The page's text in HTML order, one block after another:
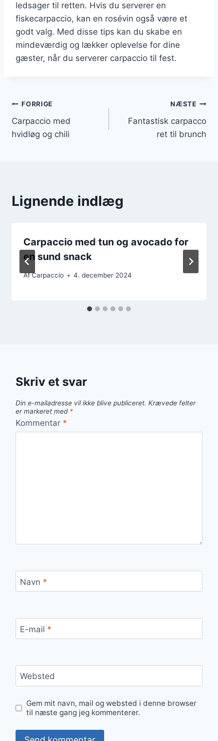
ledsager til retten. Hvis du serverer en
fiskecarpaccio, kan en rosévin også være et
godt valg. Med disse tips kan du skabe en
mindeværdig og lækker oplevelse for dine
gæster, når du serverer carpaccio til fest.
Indlægsnavigation
FORRIGE
Carpaccio med
hvidløg og chili
NÆSTE
Fantastisk carpacco
ret til brunch
Lignende indlæg
Carpaccio med tun og avocado for
en sund snack
AfCarpaccio 4. december 2024
Skriv et svar
Din e-mailadresse vil ikke blive publiceret. Krævede felter
er markeret med *
Kommentar *
Navn *
E-mail *
Websted
Gem mit navn, mail og websted i denne browser
til næste gang jeg kommenterer.